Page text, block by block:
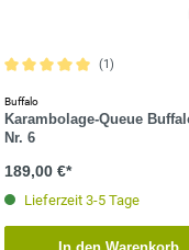
(1)
Buffalo
Karambolage-Queue
Nr. 6
189,00 €*
Lieferzeit 3-5 Tage